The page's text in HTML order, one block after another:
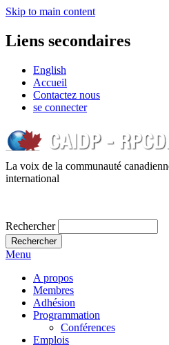
Skip to main content
Liens secondaires
English
Accueil
Contactez nous
se connecter
La voix de la communauté
international
Rechercher
Menu
A propos
Membres
Adhésion
Programmation
Conférences
Emplois